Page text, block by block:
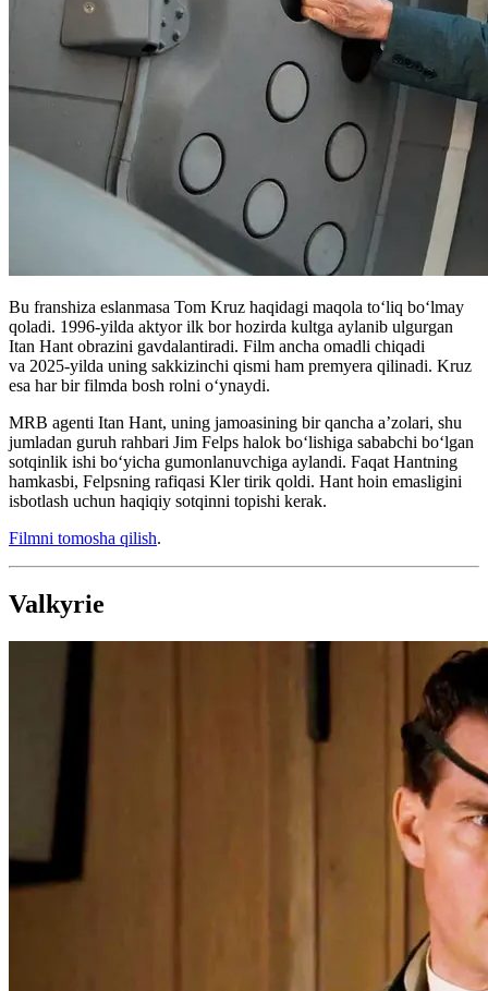
Bu franshiza eslanmasa Tom Kruz haqidagi maqola toʻliq boʻlmay
qoladi. 1996-yilda aktyor ilk bor hozirda kultga aylanib ulgurgan
Itan Hant obrazini gavdalantiradi. Film ancha omadli chiqadi
va 2025-yilda uning sakkizinchi qismi ham premyera qilinadi. Kruz
esa har bir filmda bosh rolni oʻynaydi.
MRB agenti Itan Hant, uning jamoasining bir qancha a’zolari, shu
jumladan guruh rahbari Jim Felps halok boʻlishiga sababchi boʻlgan
sotqinlik ishi boʻyicha gumonlanuvchiga aylandi. Faqat Hantning
hamkasbi, Felpsning rafiqasi Kler tirik qoldi. Hant hoin emasligini
isbotlash uchun haqiqiy sotqinni topishi kerak.
Filmni tomosha qilish.
Valkyrie